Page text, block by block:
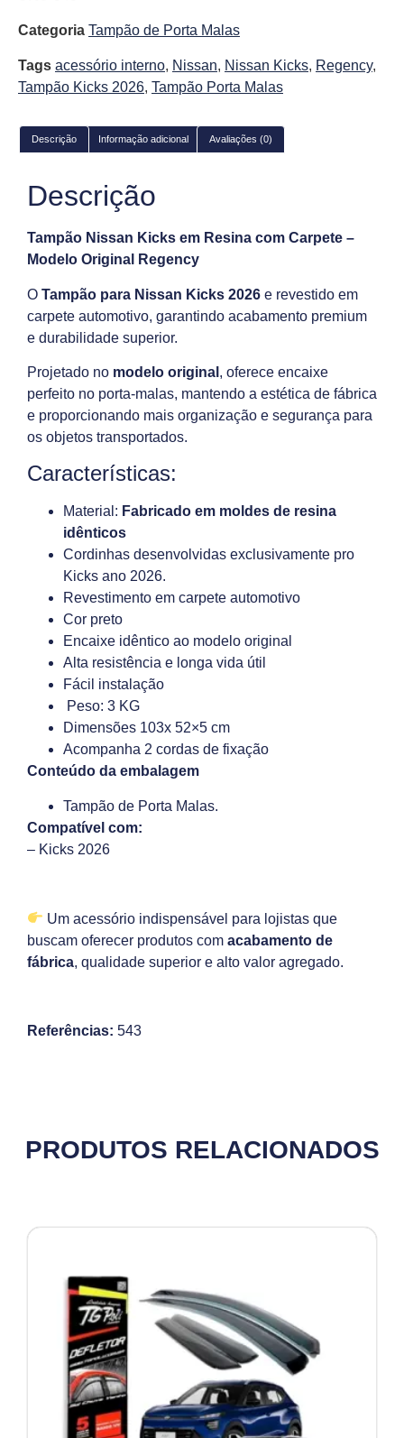
Categoria Tampão de Porta Malas
Tags acessório interno, Nissan, Nissan Kicks, Regency,
Tampão Kicks 2026, Tampão Porta Malas
Descrição Informação adicional Avaliações (0)
Descrição
Tampão Nissan Kicks em Resina com Carpete –
Modelo Original Regency
O Tampão para Nissan Kicks 2026 e revestido em
carpete automotivo, garantindo acabamento premium
e durabilidade superior.
Projetado no modelo original , oferece encaixe
perfeito no porta-malas, mantendo a estética de fábrica
e proporcionando mais organização e segurança para
os objetos transportados.
Características:
Material: Fabricado em moldes de resina
idênticos
Cordinhas desenvolvidas exclusivamente pro
Kicks ano 2026.
Revestimento em carpete automotivo
Cor preto
Encaixe idêntico ao modelo original
Alta resistência e longa vida útil
Fácil instalação
Peso: 3 KG
Dimensões 103x 52×5 cm
Acompanha 2 cordas de fixação
Conteúdo da embalagem
Tampão de Porta Malas.
Compatível com:
– Kicks 2026
Um acessório indispensável para lojistas que
buscam oferecer produtos com acabamento de
fábrica, qualidade superior e alto valor agregado.
Referências: 543
PRODUTOS RELACIONADOS